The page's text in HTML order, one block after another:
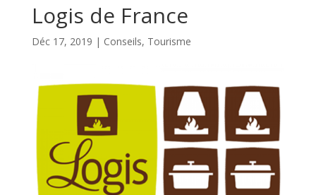
Logis de France
Déc 17, 2019 | Conseils, Tourisme